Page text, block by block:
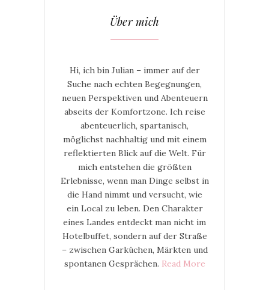
Über mich
Hi, ich bin Julian – immer auf der
Suche nach echten Begegnungen,
neuen Perspektiven und Abenteuern
abseits der Komfortzone. Ich reise
abenteuerlich, spartanisch,
möglichst nachhaltig und mit einem
reflektierten Blick auf die Welt. Für
mich entstehen die größten
Erlebnisse, wenn man Dinge selbst in
die Hand nimmt und versucht, wie
ein Local zu leben. Den Charakter
eines Landes entdeckt man nicht im
Hotelbuffet, sondern auf der Straße
– zwischen Garküchen, Märkten und
spontanen Gesprächen. Read More